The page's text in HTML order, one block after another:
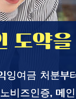
도약을
잉여금 처분부
비즈인증, 메